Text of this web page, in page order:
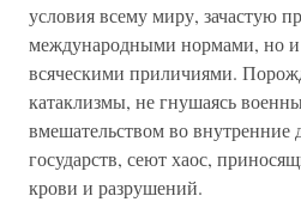
условия всему миру, зачастую
международными нормами, но и
всяческими приличиями.
катаклизмы, не гнушаясь
вмешательством во внутренние
государств, сеют хаос,
крови и разрушений.